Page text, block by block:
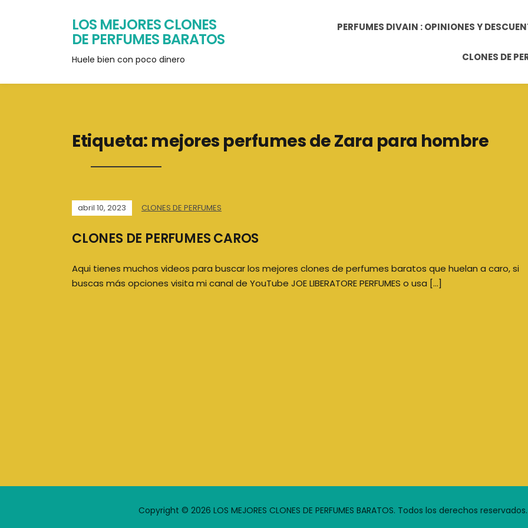
LOS MEJORES CLONES
DE PERFUMES BARATOS
Huele bien con poco dinero
PERFUMES DIVAIN : OPINIONES Y
CLONES DE
Etiqueta: mejores perfumes de Zara para hombre
abril 10, 2023 CLONES DE PERFUMES
CLONES DE PERFUMES CAROS
Aqui tienes muchos videos para buscar los mejores clones de perfumes baratos que huelan a caro, si
buscas más opciones visita mi canal de YouTube JOE LIBERATORE PERFUMES o usa […]
Copyright © 2026 LOS MEJORES CLONES DE PERFUMES BARATOS. Todos los derechos reservados.